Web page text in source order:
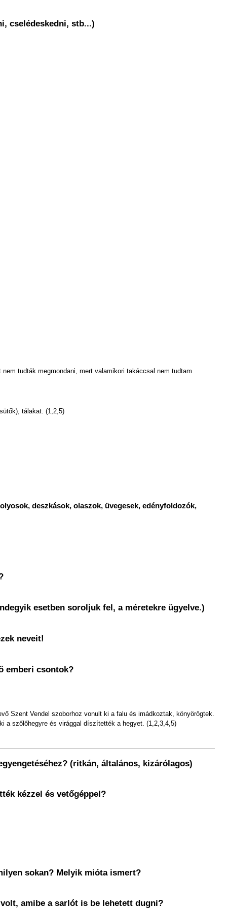
cselédeskedni, stb...)
tudták megmondani, mert valamikori takáccsal nem tudtam
tálakat. (1,2,5)
deszkások, olaszok, üvegesek, edényfoldozók,
esetben soroljuk fel, a méretekre ügyelve.)
neveit!
emberi csontok?
Szent Vendel szoborhoz vonult ki a falu és imádkoztak, könyörögtek.
a szőlőhegyre és virággal díszítették a hegyet. (1,2,3,4,5)
(ritkán, általános, kizárólagos)
kézzel és vetőgéppel?
sokan? Melyik mióta ismert?
amibe a sarlót is be lehetett dugni?